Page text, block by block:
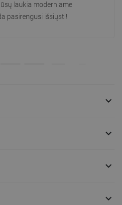
laukia moderniame
pasirengusi išsiųsti!



